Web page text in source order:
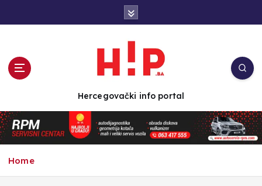
n
t
e
Hercegovački info portal
Home